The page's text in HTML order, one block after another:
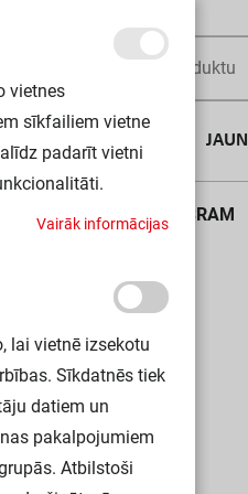
39/220-240GII VS20 OSRAM
vietnes
sīkfailiem vietne
padarīt vietni
Vairāk informācijas
lai vietnē izsekotu
Sīkdatnēs tiek
datiem un
pakalpojumiem
Atbilstoši